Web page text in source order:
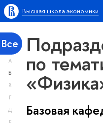
Высшая школа экономики
Все
А
Б
В
Г
Д
по
Базовая